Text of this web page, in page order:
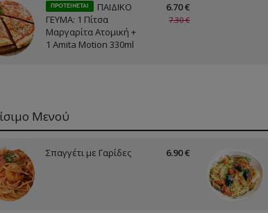
ΠΡΟΤΕΙΝΕΤΑΙ
ΠΑΙΔΙΚΟ
ΓΕΥΜΑ: 1 Πίτσα
Μαργαρίτα Ατομική +
1 Amita Motion 330ml
6.70 €
7.30 €
Μενού
Σπαγγέτι με Γαρίδες 6.90 €